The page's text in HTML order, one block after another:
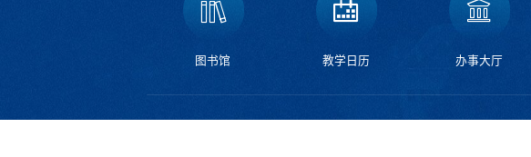
图书馆 教学日历 办事大厅